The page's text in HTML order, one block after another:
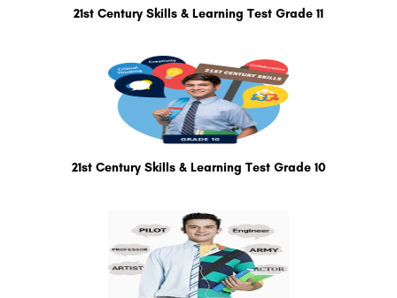
21st Century Skills & Learning Test Grade 11
21st Century Skills & Learning Test Grade 10